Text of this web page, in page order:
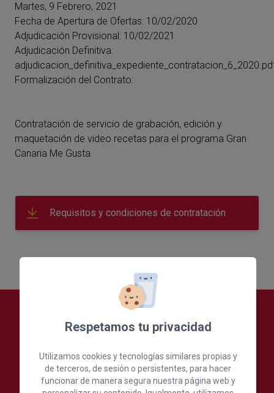
Martes, 9 Febrero, 2021
Fecha de Apertura de Ofertas: 10/02/2020
Adjudicación Provisional: 10/02/2021
Adjudicación Definitiva:
Formalización del Contrato:
Contratación de servicio de grabación, edición y
maquetación de video recetas para el programa Gran
Canaria Me Gusta
Requisitos y condiciones de contratación
Respetamos tu privacidad
Utilizamos cookies y tecnologías similares propias y
de terceros, de sesión o persistentes, para hacer
funcionar de manera segura nuestra página web y